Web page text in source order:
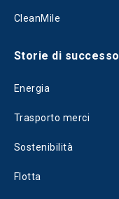
CleanMile
Storie di successo
Energia
Trasporto merci
Sostenibilità
Flotta